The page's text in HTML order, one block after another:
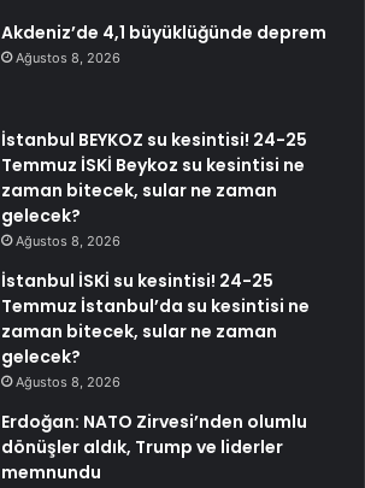
Akdeniz’de 4,1 büyüklüğünde deprem
Ağustos 8, 2026
İstanbul BEYKOZ su kesintisi! 24-25
Temmuz İSKİ Beykoz su kesintisi ne
zaman bitecek, sular ne zaman
gelecek?
Ağustos 8, 2026
İstanbul İSKİ su kesintisi! 24-25
Temmuz İstanbul’da su kesintisi ne
zaman bitecek, sular ne zaman
gelecek?
Ağustos 8, 2026
Erdoğan: NATO Zirvesi’nden olumlu
dönüşler aldık, Trump ve liderler
memnundu